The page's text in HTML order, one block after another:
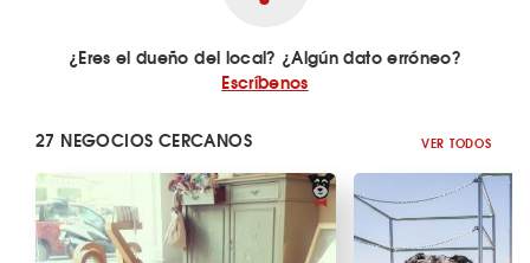
¿Eres el dueño del local? ¿Algún dato erróneo?
Escríbenos
27 NEGOCIOS CERCANOS VER TODOS